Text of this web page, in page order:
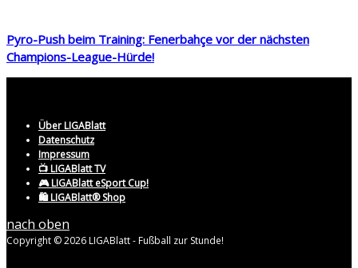
Pyro-Push beim Training: Fenerbahçe vor der nächsten
Champions-League-Hürde!
Über LIGABlatt
Datenschutz
Impressum
📺 LIGABlatt TV
🎮 LIGABlatt eSport Cup!
🛍️ LIGABlatt® Shop
nach oben
Copyright © 2026 LIGABlatt - Fußball zur Stunde!